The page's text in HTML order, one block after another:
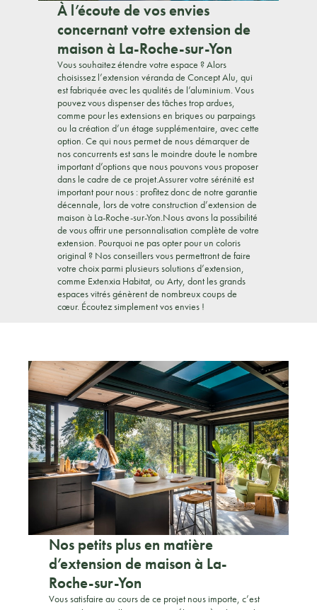
À l’écoute de vos envies
concernant votre extension de
maison à La-Roche-sur-Yon
Vous souhaitez étendre votre espace ? Alors
choisissez l’extension véranda de Concept Alu, qui
est fabriquée avec les qualités de l’aluminium. Vous
pouvez vous dispenser des tâches trop ardues,
comme pour les extensions en briques ou parpaings
ou la création d’un étage supplémentaire, avec cette
option. Ce qui nous permet de nous démarquer de
nos concurrents est sans le moindre doute le nombre
important d’options que nous pouvons vous proposer
dans le cadre de ce projet.Assurer votre sérénité est
important pour nous : profitez donc de notre garantie
décennale, lors de votre construction d’extension de
maison à La-Roche-sur-Yon.Nous avons la possibilité
de vous offrir une personnalisation complète de votre
extension. Pourquoi ne pas opter pour un coloris
original ? Nos conseillers vous permettront de faire
votre choix parmi plusieurs solutions d’extension,
comme Extenxia Habitat, ou Arty, dont les grands
espaces vitrés génèrent de nombreux coups de
cœur. Écoutez simplement vos envies !
Nos petits plus en matière
d’extension de maison à La-
Roche-sur-Yon
Vous satisfaire au cours de ce projet nous importe, c’est